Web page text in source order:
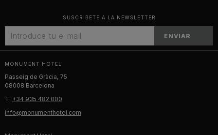
SUSCRIBETE A LA NEWSLETTER
ENVIAR
MONUMENT HOTEL
Passeig de Gràcia, 75
08008 Barcelona
T: +34 935 482 000
info@monumenthotel.com